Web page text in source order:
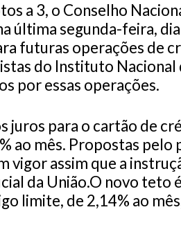
a 3, o Conselho
última segunda-feira,
futuras operações de
do Instituto Nacional
por essas operações.
juros para o cartão de
ao mês. Propostas
vigor assim que a
da União.O novo teto
limite, de 2,14% ao